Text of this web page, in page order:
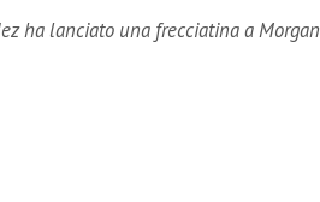
ha lanciato una frecciatina a Morgan